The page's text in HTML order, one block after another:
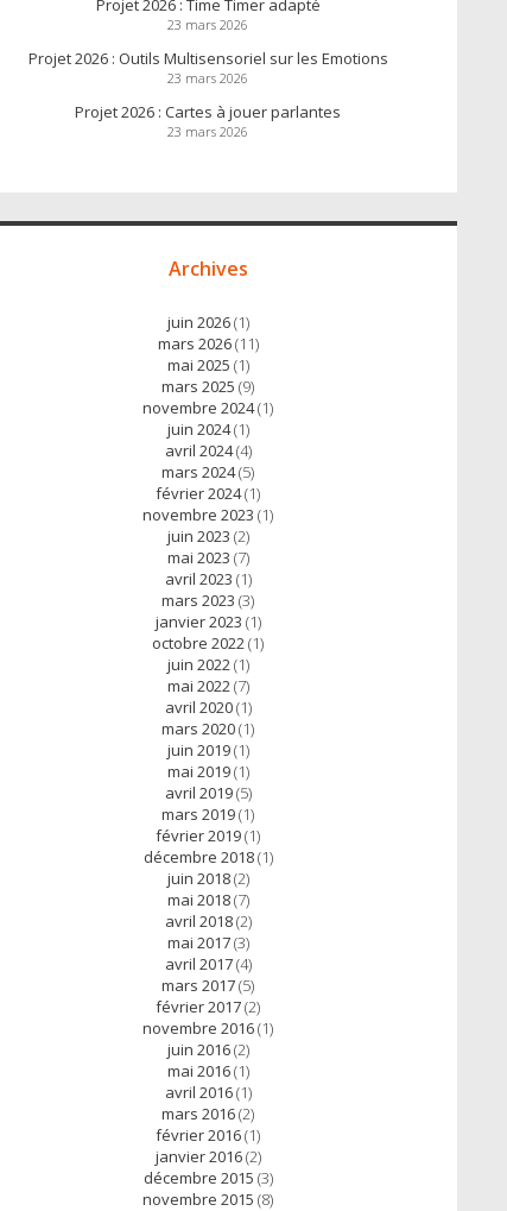
Projet 2026 : Time Timer adapté
23 mars 2026
Projet 2026 : Outils Multisensoriel sur les Emotions
23 mars 2026
Projet 2026 : Cartes à jouer parlantes
23 mars 2026
Archives
juin 2026(1)
mars 2026(11)
mai 2025 (1)
mars 2025 (9)
novembre 2024(1)
juin 2024(1)
avril 2024(4)
mars 2024(5)
février 2024(1)
novembre 2023 (1)
juin 2023 (2)
mai 2023 (7)
avril 2023 (1)
mars 2023 (3)
janvier 2023 (1)
octobre 2022(1)
juin 2022(1)
mai 2022(7)
avril 2020(1)
mars 2020(1)
juin 2019(1)
mai 2019(1)
avril 2019(5)
mars 2019(1)
février 2019(1)
décembre 2018(1)
juin 2018(2)
mai 2018(7)
avril 2018(2)
mai 2017(3)
avril 2017(4)
mars 2017(5)
février 2017(2)
novembre 2016(1)
juin 2016(2)
mai 2016(1)
avril 2016(1)
mars 2016(2)
février 2016(1)
janvier 2016(2)
décembre 2015 (3)
novembre 2015 (8)